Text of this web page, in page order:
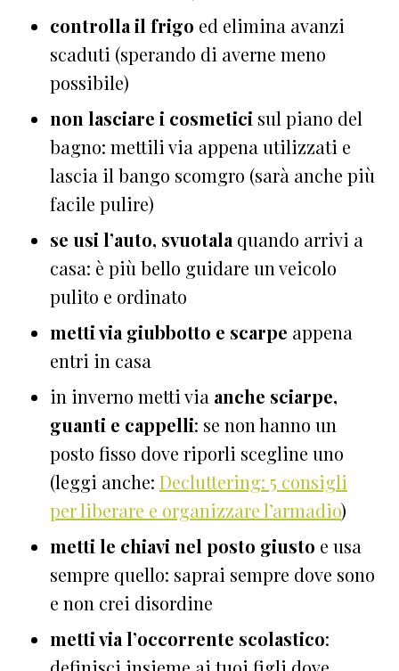
controlla il frigo ed elimina avanzi
scaduti (sperando di averne meno
possibile)
non lasciare i cosmetici sul piano del
bagno: mettili via appena utilizzati e
lascia il bango scomgro (sarà anche più
facile pulire)
se usi l’auto, svuotala quando arrivi a
casa: è più bello guidare un veicolo
pulito e ordinato
metti via giubbotto e scarpe appena
entri in casa
in inverno metti via anche sciarpe,
guanti e cappelli: se non hanno un
posto fisso dove riporli scegline uno
(leggi anche: Decluttering: 5 consigli
per liberare e organizzare l’armadio)
metti le chiavi nel posto giusto e usa
sempre quello: saprai sempre dove sono
e non crei disordine
metti via l’occorrente scolastico: